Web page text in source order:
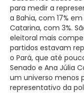
para medir a
a Bahia, com 17%
Catarina, com 3%.
eleitoral mais
partidos estavam
o Pará, que até
Senado e Ana Júlia
um universo menos
representativo da